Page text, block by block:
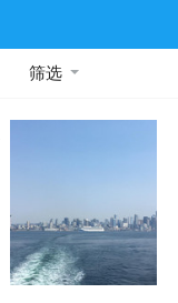
筛选